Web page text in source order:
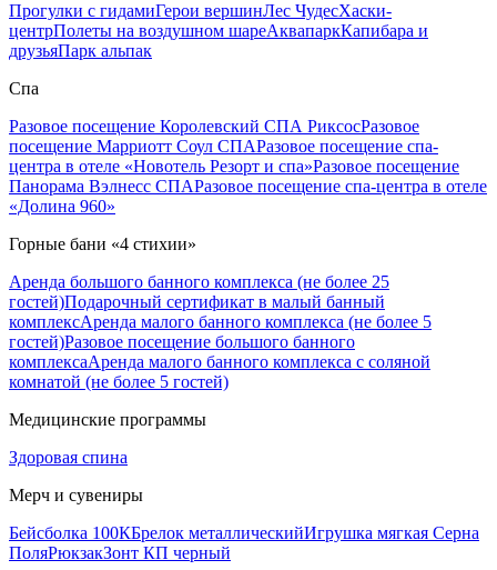
Прогулки с гидамиГерои вершинЛес ЧудесХаски-
центрПолеты на воздушном шареАквапаркКапибара и
друзьяПарк альпак
Спа
Разовое посещение Королевский СПА РиксосРазовое
посещение Марриотт Соул СПАРазовое посещение спа-
центра в отеле «Новотель Резорт и спа»Разовое посещение
Панорама Вэлнесс СПАРазовое посещение спа-центра в отеле
«Долина 960»
Горные бани «4 стихии»
Аренда большого банного комплекса (не более 25
гостей)Подарочный сертификат в малый банный
комплексАренда малого банного комплекса (не более 5
гостей)Разовое посещение большого банного
комплексаАренда малого банного комплекса с соляной
комнатой (не более 5 гостей)
Медицинские программы
Здоровая спина
Мерч и сувениры
Бейсболка 100КБрелок металлическийИгрушка мягкая Серна
ПоляРюкзакЗонт КП черный